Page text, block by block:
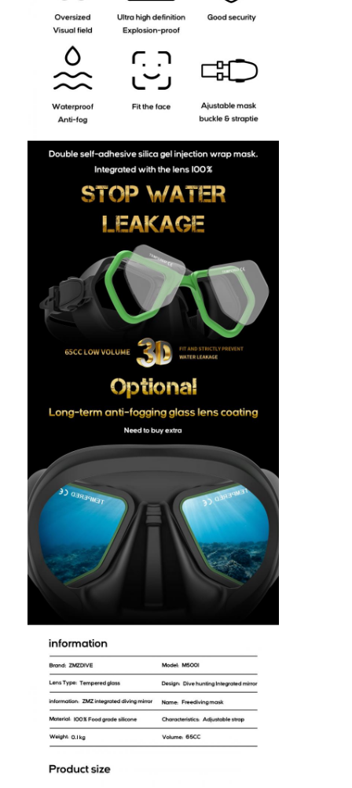
제품
비디오
저희와 연락
성인 다이빙 마스크
어린이 다이빙 키트
다이빙 스노클
헤엄치는 날개
스노클 마스크 세트
스쿠버 다이빙 용품